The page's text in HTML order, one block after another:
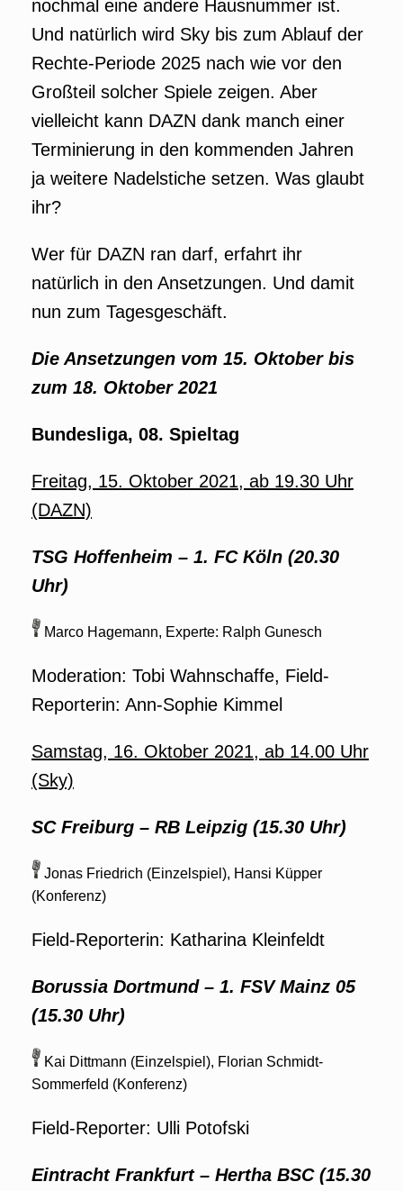
nochmal eine andere Hausnummer ist.
Und natürlich wird Sky bis zum Ablauf der
Rechte-Periode 2025 nach wie vor den
Großteil solcher Spiele zeigen. Aber
vielleicht kann DAZN dank manch einer
Terminierung in den kommenden Jahren
ja weitere Nadelstiche setzen. Was glaubt
ihr?
Wer für DAZN ran darf, erfahrt ihr
natürlich in den Ansetzungen. Und damit
nun zum Tagesgeschäft.
Die Ansetzungen vom 15. Oktober bis
zum 18. Oktober 2021
Bundesliga, 08. Spieltag
Freitag, 15. Oktober 2021, ab 19.30 Uhr
(DAZN)
TSG Hoffenheim – 1. FC Köln (20.30
Uhr)
Marco Hagemann, Experte: Ralph Gunesch
Moderation: Tobi Wahnschaffe, Field-
Reporterin: Ann-Sophie Kimmel
Samstag, 16. Oktober 2021, ab 14.00 Uhr
(Sky)
SC Freiburg – RB Leipzig (15.30 Uhr)
Jonas Friedrich (Einzelspiel), Hansi Küpper
(Konferenz)
Field-Reporterin: Katharina Kleinfeldt
Borussia Dortmund – 1. FSV Mainz 05
(15.30 Uhr)
Kai Dittmann (Einzelspiel), Florian Schmidt-
Sommerfeld (Konferenz)
Field-Reporter: Ulli Potofski
Eintracht Frankfurt – Hertha BSC (15.30